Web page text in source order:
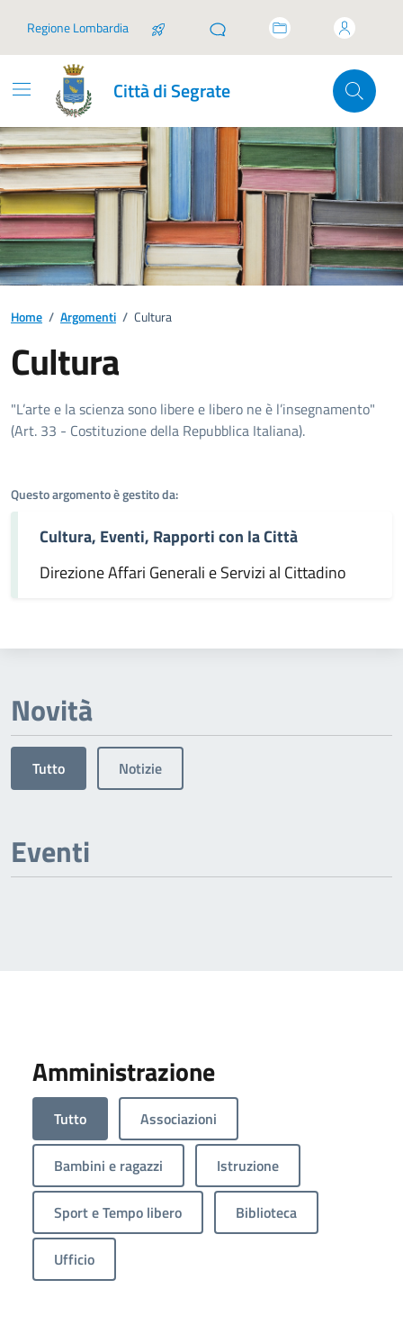
Regione Lombardia
Città di Segrate
Home / Argomenti / Cultura
Cultura
Dettagli dell'argomento
"L’arte e la scienza sono libere e libero ne è l’insegnamento"
(Art. 33 - Costituzione della Repubblica Italiana).
Questo argomento è gestito da:
Cultura, Eventi, Rapporti con la Città
Direzione Affari Generali e Servizi al Cittadino
Novità
Tutto Notizie
Eventi
Amministrazione
Tutto Associazioni
Bambini e ragazzi Istruzione
Sport e Tempo libero Biblioteca
Ufficio